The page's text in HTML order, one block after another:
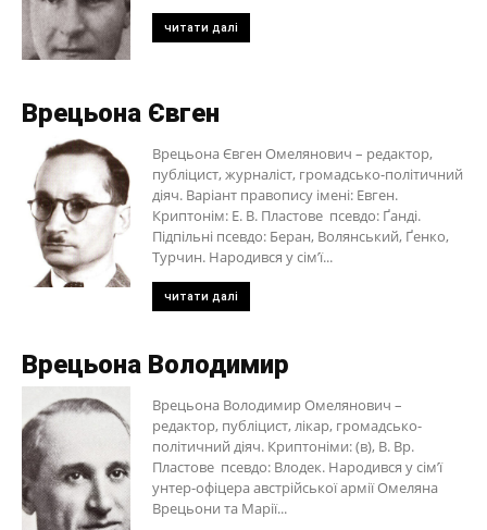
читати далі
Врецьона Євген
Врецьона Євген Омелянович – редактор,
публіцист, журналіст, громадсько-політичний
діяч. Варіант правопису імені: Евген.
Криптонім: Е. В. Пластове псевдо: Ґанді.
Підпільні псевдо: Беран, Волянський, Ґенко,
Турчин. Народився у сім’ї...
читати далі
Врецьона Володимир
Врецьона Володимир Омелянович –
редактор, публіцист, лікар, громадсько-
політичний діяч. Криптоніми: (в), В. Вр.
Пластове псевдо: Влодек. Народився у сім’ї
унтер-офіцера австрійської армії Омеляна
Врецьони та Марії...